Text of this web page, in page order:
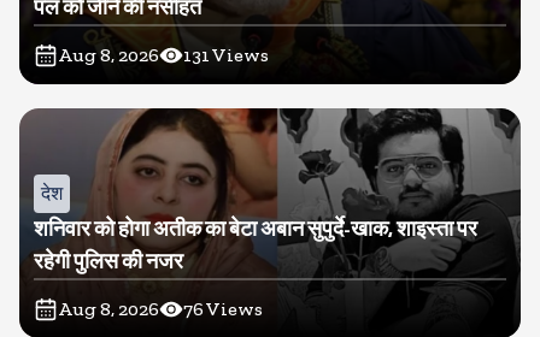
पल को जीने की नसीहत
Aug 8, 2026 131Views
देश
शनिवार को होगा अतीक का बेटा अबान सुपुर्दे-खाक, शाइस्ता पर
रहेगी पुलिस की नजर
Aug 8, 2026 76Views